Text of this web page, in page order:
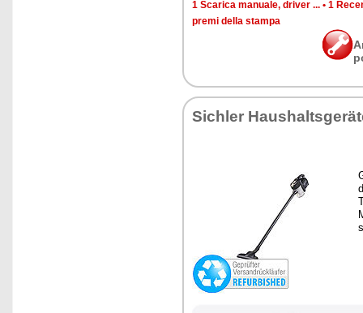
1 Sca­ri­ca ma­nua­le, dri­ver ... • 1
pre­mi del­la stam­pa
Si­chler